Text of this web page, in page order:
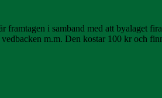
framtagen i samband med att
m.m. Den kostar 100 kr och